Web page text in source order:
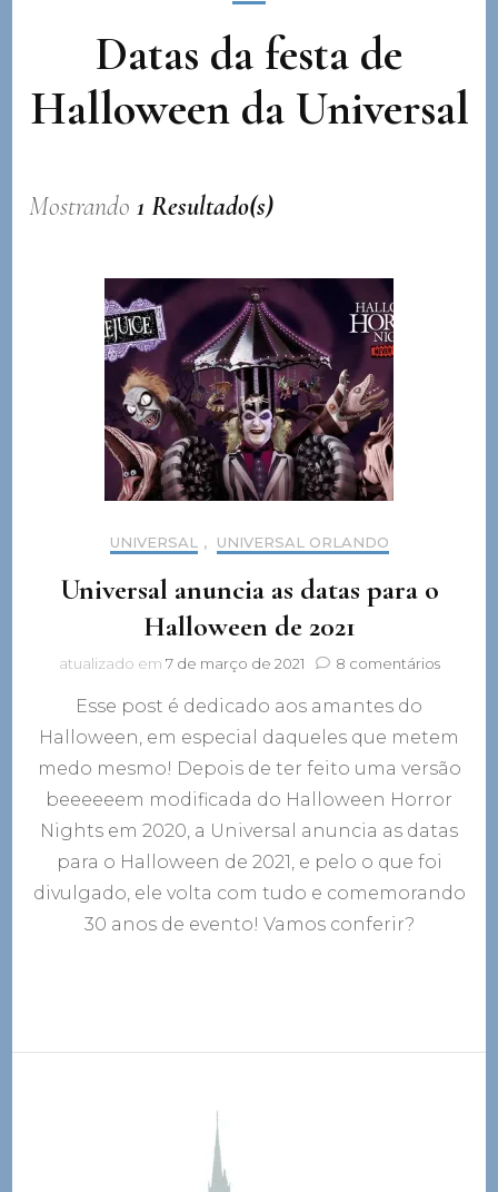
Datas da festa de
Halloween da Universal
Mostrando1 Resultado(s)
UNIVERSAL , UNIVERSAL ORLANDO
Universal anuncia as datas para o
Halloween de 2021
atualizado em 7 de março de 2021 8 comentáriosem
para
o
de
2021
Esse post é dedicado aos amantes do
Halloween, em especial daqueles que metem
medo mesmo! Depois de ter feito uma versão
beeeeeem modificada do Halloween Horror
Nights em 2020, a Universal anuncia as datas
para o Halloween de 2021, e pelo o que foi
divulgado, ele volta com tudo e comemorando
30 anos de evento! Vamos conferir?